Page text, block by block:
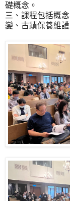
礎概念。
三、課程包括概
變、古蹟保養維